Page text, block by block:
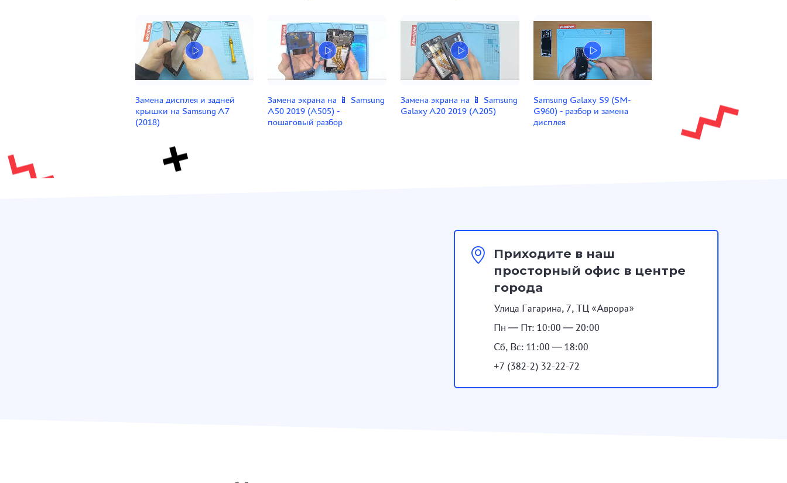
Замена дисплея и задней
крышки на Samsung A7
(2018)
Замена экрана на 📱 Samsung
A50 2019 (A505) -
пошаговый разбор
Замена экрана на 📱 Samsung
Galaxy A20 2019 (A205)
Samsung Galaxy S9 (SM-
G960) - разбор и замена
дисплея
Приходите в наш
просторный офис в центре
города
Улица Гагарина, 7, ТЦ «Аврора»
Пн — Пт: 10:00 — 20:00
Сб, Вс: 11:00 — 18:00
+7 (382-2) 32-22-72